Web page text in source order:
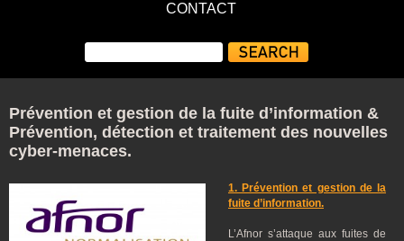
CONTACT
Prévention et gestion de la fuite d’information &
Prévention, détection et traitement des nouvelles
cyber-menaces.
1. Prévention et gestion de la
fuite d’information.
L’Afnor s’attaque aux fuites de